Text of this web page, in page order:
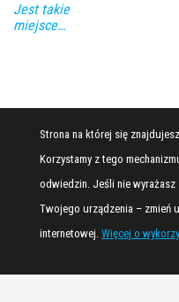
Jest takie
miejsce…
Strona na której się
Korzystamy z tego
odwiedzin. Jeśli nie wyrażasz
Twojego urządzenia – zmień
internetowej. Więcej o